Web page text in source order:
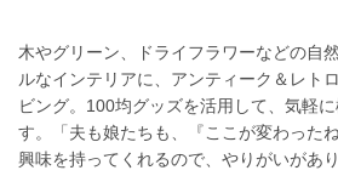
木やグリーン、ドライフラワーなどの自
ルなインテリアに、アンティーク＆レト
ビング。100均グッズを活用して、気軽
す。「夫も娘たちも、『ここが変わった
興味を持ってくれるので、やりがいがあり